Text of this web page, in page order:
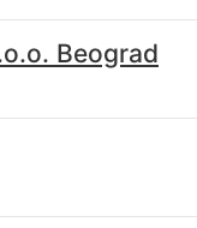
Beograd